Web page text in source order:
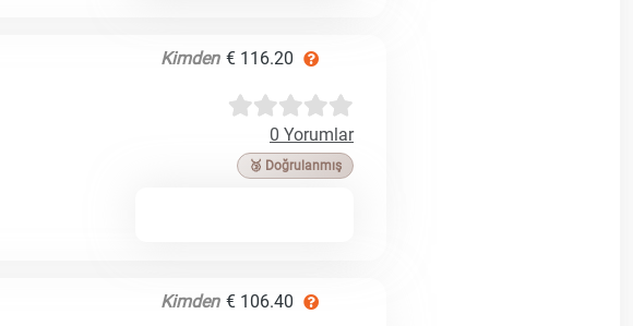
Kimden € 116.20
0 Yorumlar
🥉 Doğrulanmış
Kimden € 106.40